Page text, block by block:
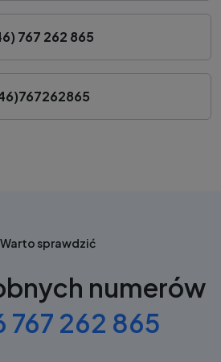
767 262 865
Warto sprawdzić
numerów
767 262 865